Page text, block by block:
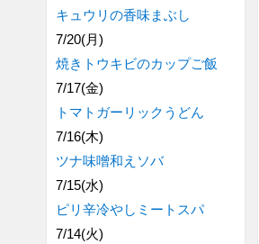
キュウリの香味まぶし
7/20(月)
焼きトウキビのカップご飯
7/17(金)
トマトガーリックうどん
7/16(木)
ツナ味噌和えソバ
7/15(水)
ピリ辛冷やしミートスパ
7/14(火)